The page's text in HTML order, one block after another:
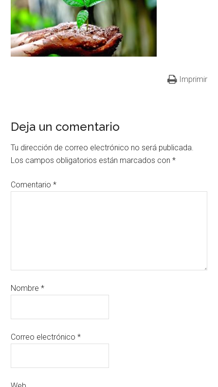
Imprimir
Deja un comentario
Tu dirección de correo electrónico no será publicada.
Los campos obligatorios están marcados con*
Comentario*
Nombre*
Correo electrónico*